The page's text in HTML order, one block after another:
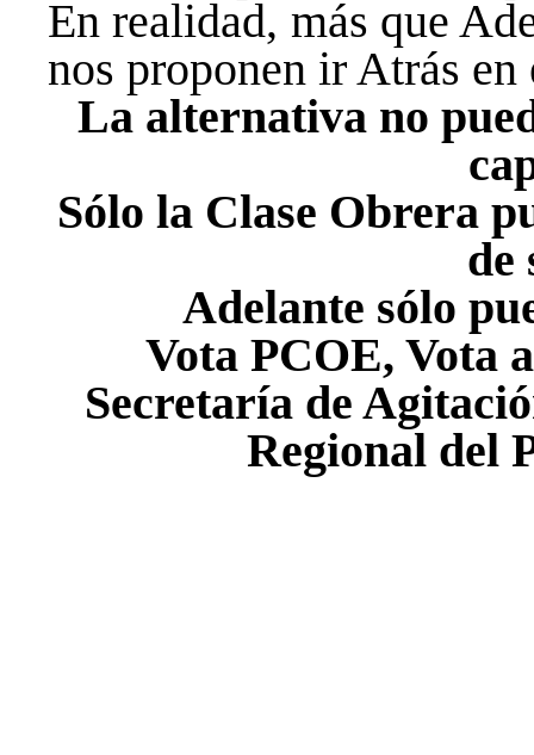
En realidad, más que
nos proponen ir Atrás
La alternativa no
Sólo la Clase Obrera
de
Adelante sólo
Vota PCOE, Vota
Secretaría de
Regional del